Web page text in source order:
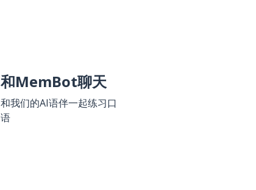
和MemBot聊天
和我们的AI语伴一起练习口
语